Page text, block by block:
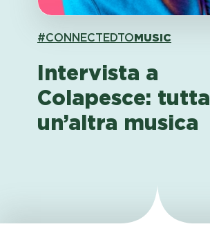
#CONNECTEDTOMUSIC
Intervista a
Colapesce: tutta
un’altra musica